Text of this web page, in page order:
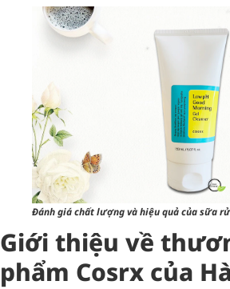
Đánh giá chất lượng và hiệu quả của sữa
Giới thiệu về
phẩm Cosrx của